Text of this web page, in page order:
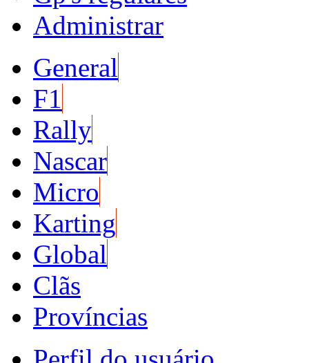
Administrar
General
F1
Rally
Nascar
Micro
Karting
Global
Clãs
Províncias